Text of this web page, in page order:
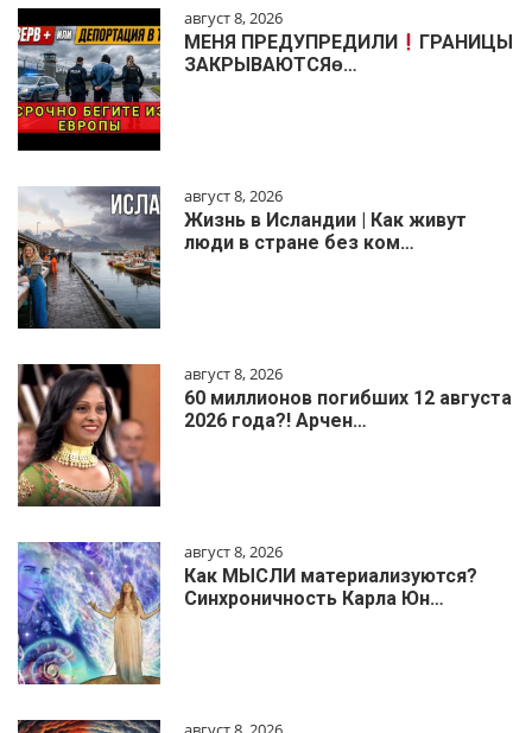
август 8, 2026
МЕНЯ ПРЕДУПРЕДИЛИ
ГРАНИЦЫ
ЗАКРЫВАЮТСЯɵ…
август 8, 2026
Жизнь в Исландии | Как живут
люди в стране без ком…
август 8, 2026
60 миллионов погибших 12 августа
2026 года?! Арчен…
август 8, 2026
Как МЫСЛИ материализуются?
Синхроничность Карла Юн…